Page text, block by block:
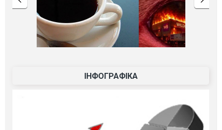
ІНФОГРАФІКА